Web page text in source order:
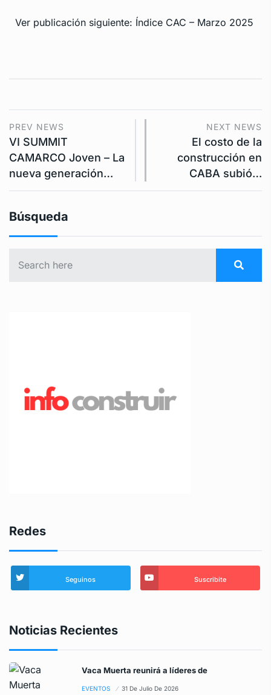
Ver publicación siguiente: Índice CAC – Marzo 2025
PREV NEWS
VI SUMMIT
CAMARCO Joven – La
nueva generación…
NEXT NEWS
El costo de la
construcción en
CABA subió…
Búsqueda
Redes
Seguinos Suscribite
Noticias Recientes
Vaca Muerta reunirá a líderes de
EVENTOS 31 De Julio De 2026